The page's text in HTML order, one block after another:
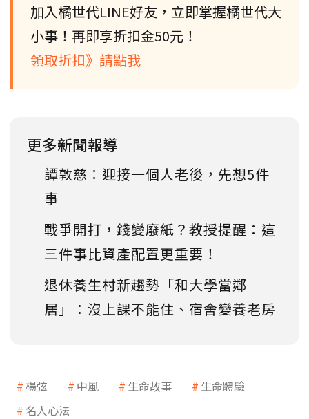
加入橘世代LINE好友，立即掌握橘世代大
小事！再即享折扣金50元！
領取折扣》請點我
更多新聞報導
譚敦慈：迎接一個人老後，先想5件
事
戰爭開打，錢變廢紙？教授提醒：這
三件事比資產配置更重要！
退休養生村新趨勢「和大學當鄰
居」：沒上課不能住、宿舍變養老房
楊弦 中風 生命故事
生命體驗
名人心法